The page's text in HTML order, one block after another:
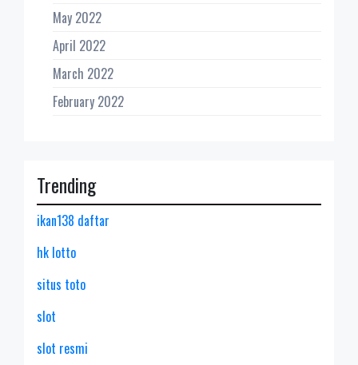
May 2022
April 2022
March 2022
February 2022
Trending
ikan138 daftar
hk lotto
situs toto
slot
slot resmi